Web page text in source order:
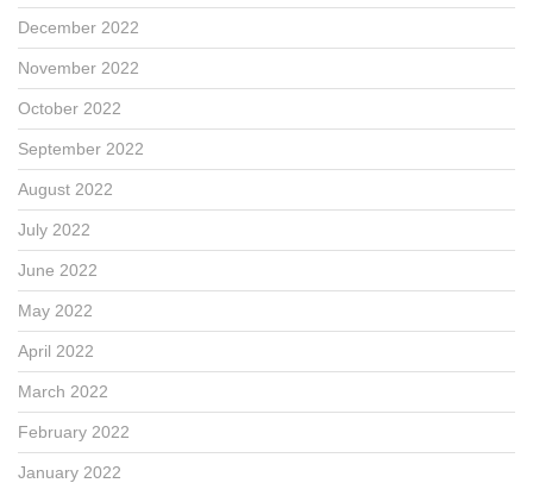
December 2022
November 2022
October 2022
September 2022
August 2022
July 2022
June 2022
May 2022
April 2022
March 2022
February 2022
January 2022